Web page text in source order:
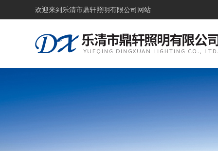
欢迎来到 乐清市鼎轩照明有限公司网站